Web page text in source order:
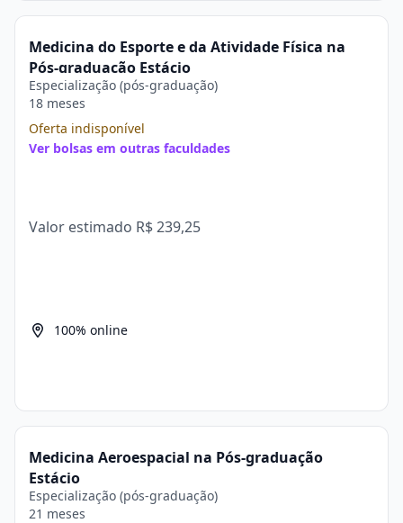
Medicina do Esporte e da Atividade Física na
Pós-graduação Estácio
Especialização (pós-graduação)
18 meses
Oferta indisponível
Ver bolsas em outras faculdades
Valor estimado R$ 239,25
100% online
Medicina Aeroespacial na Pós-graduação
Estácio
Especialização (pós-graduação)
21 meses